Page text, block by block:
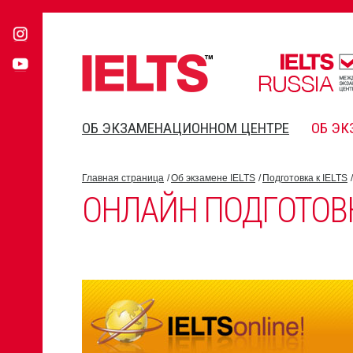
ОБ ЭКЗАМЕНАЦИОННОМ ЦЕНТРЕ ОБ
Главная страница Об экзамене IELTS Подготовка к IELTS
ОНЛАЙН